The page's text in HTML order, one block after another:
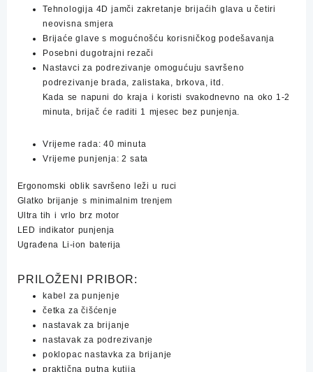
Tehnologija 4D jamči zakretanje brijaćih glava u četiri
neovisna smjera
Brijaće glave s mogućnošću korisničkog podešavanja
Posebni dugotrajni rezači
Nastavci za podrezivanje omogućuju savršeno
podrezivanje brada, zalistaka, brkova, itd.
Kada se napuni do kraja i koristi svakodnevno na oko 1-2
minuta, brijač će raditi 1 mjesec bez punjenja.
Vrijeme rada: 40 minuta
Vrijeme punjenja: 2 sata
Ergonomski oblik savršeno leži u ruci
Glatko brijanje s minimalnim trenjem
Ultra tih i vrlo brz motor
LED indikator punjenja
Ugrađena Li-ion baterija
PRILOŽENI PRIBOR:
kabel za punjenje
četka za čišćenje
nastavak za brijanje
nastavak za podrezivanje
poklopac nastavka za brijanje
praktična putna kutija